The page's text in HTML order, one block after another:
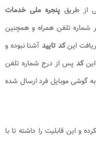
از طریق پنجره ملی خدمات
شماره تلفن همراه و همچنین
اینکد تایید آشنا نبوده و
اینکد پس از درج شماره تلفن
گوشی موبایل فرد ارسال شده
و این قابلیت را داشته تا با